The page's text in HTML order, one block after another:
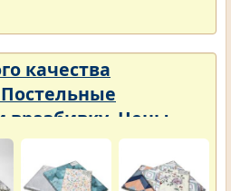
качества
вразбивку. Цены